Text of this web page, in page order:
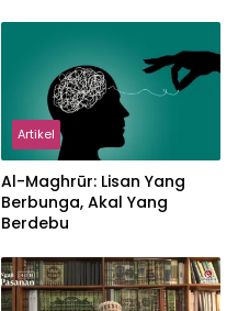
Artikel
Al-Maghrūr: Lisan Yang
Berbunga, Akal Yang
Berdebu